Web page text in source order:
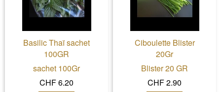
Basilic Thaï sachet
100GR
sachet 100Gr
CHF 6.20
Ciboulette Blister
20Gr
Blister 20 GR
CHF 2.90